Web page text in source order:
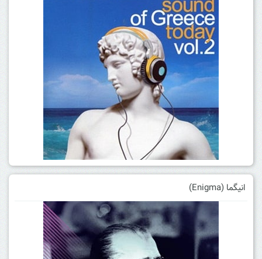
انیگما (Enigma)